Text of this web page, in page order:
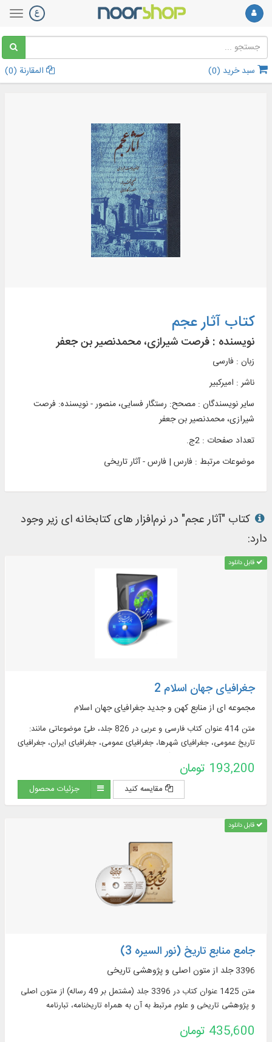
سبد خرید (0
) المقارنة (0
)
کتاب آثار عجم
نویسنده : فرصت شیرازی، محمدنصیر بن جعفر
زبان : فارسی
ناشر : اميرکبير
سایر نویسندگان : مصحح: رستگار فسایی، منصور - نویسنده: فرصت
شیرازی، محمدنصیر بن جعفر
تعداد صفحات : 2ج.
موضوعات مرتبط : فارس | فارس - آثار تاریخی
کتاب "آثار عجم" در نرم‌افزار های کتابخانه ای زیر وجود
دارد:
قابل دانلود
جغرافیای جهان اسلام 2
مجموعه ای از منابع کهن و جدید جغرافیای جهان اسلام
متن 414 عنوان کتاب فارسی و عربی در 826 جلد، طیّ موضوعاتی مانند:
تاریخ عمومی، جغرافیای شهرها، جغرافیای عمومی، جغرافیای ایران، جغرافیای
مزارات، مسالک، معجم جغرافیایی و ...
193,200 تومان
مقایسه کنید جزئیات محصول
قابل دانلود
جامع منابع تاریخ (نور السیره 3)
3396 جلد از متون اصلی و پژوهشی تاریخی
متن 1425 عنوان کتاب در 3396 جلد (مشتمل بر 49 رساله) از متون اصلی
و پژوهشی تاریخی و علوم مرتبط به آن به همراه تاریخنامه، تبارنامه
435,600 تومان